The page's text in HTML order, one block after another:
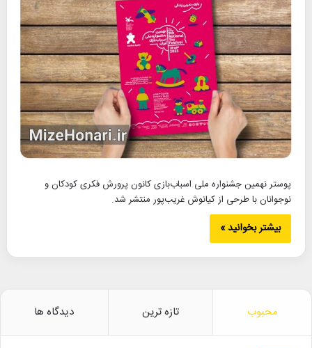
پوستر نهمین جشنواره ملی اسباب‌بازی کانون پرورش فکری کودکان و
نوجوانان با طرحی از کیانوش غریب‌پور منتشر شد.
بیشتر بخوانید »
محبوب تازه ترین دیدگاه ها